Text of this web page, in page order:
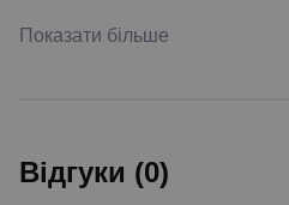
Показати більше
Відгуки (0)